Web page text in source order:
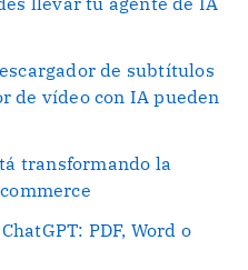
de subtítulos
de vídeo con IA pueden
transformando la
PDF, Word o